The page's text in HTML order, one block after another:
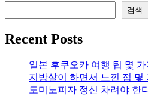
검색
Recent Posts
일본 후쿠오카 여행 팁 몇 가
지방살이 하면서 느낀 점 몇
도미노피자 정신 차려야 한